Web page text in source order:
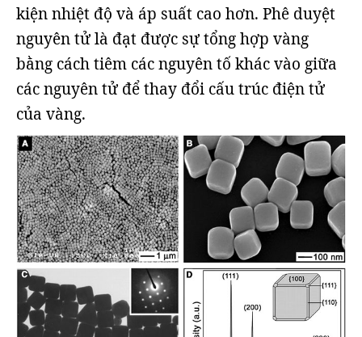
kiện nhiệt độ và áp suất cao hơn. Phê duyệt
nguyên tử là đạt được sự tổng hợp vàng
bằng cách tiêm các nguyên tố khác vào giữa
các nguyên tử để thay đổi cấu trúc điện tử
của vàng.